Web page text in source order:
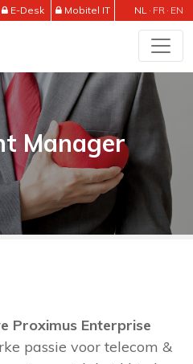
NL FR EN
E-Desk Mobitel IT
Manager
Proximus Enterprise
passie voor telecom &